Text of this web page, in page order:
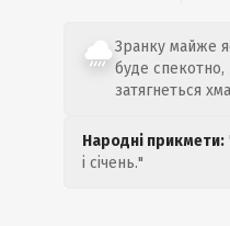
Зранку майже
буде
затягнеться
Народні прикмети:
і січень."